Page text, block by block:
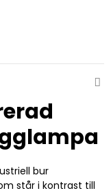
bur
står i kontrast till